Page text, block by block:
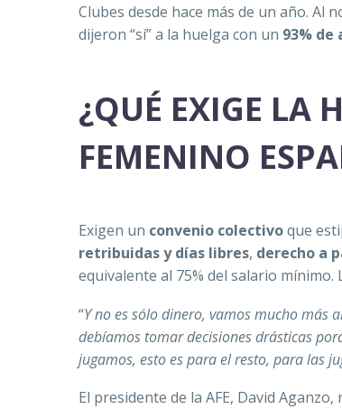
Clubes desde hace más de un año.
dijeron “sí” a la huelga con un 93% de
¿QUÉ EXIGE LA
FEMENINO
Exigen un convenio colectivoque
retribuidas y días libres, derecho a
equivalente al 75% del salario mínimo.
“Y no es sólo dinero, vamos mucho más
debíamos tomar decisiones drásticas
jugamos, esto es para el resto, para las
El presidente de la AFE, David